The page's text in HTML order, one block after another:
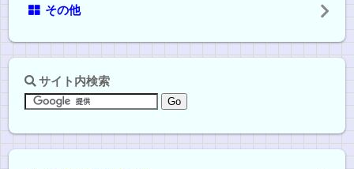
その他
サイト内検索